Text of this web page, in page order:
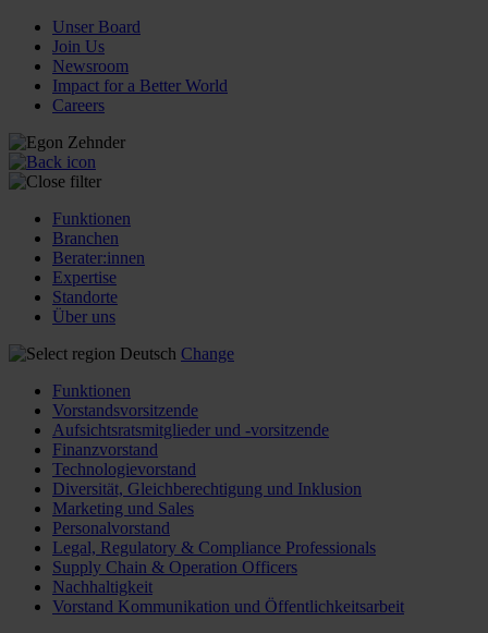
Unser Board
Join Us
Newsroom
Impact for a Better World
Careers
Funktionen
Branchen
Berater:innen
Expertise
Standorte
Über uns
Deutsch Change
Funktionen
Vorstandsvorsitzende
Aufsichtsratsmitglieder und -vorsitzende
Finanzvorstand
Technologievorstand
Diversität, Gleichberechtigung und Inklusion
Marketing und Sales
Personalvorstand
Legal, Regulatory & Compliance Professionals
Supply Chain & Operation Officers
Nachhaltigkeit
Vorstand Kommunikation und Öffentlichkeitsarbeit